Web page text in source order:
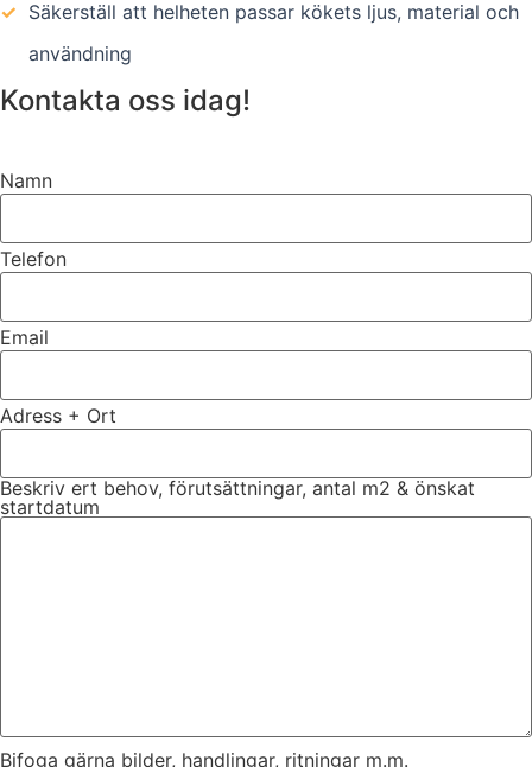
✓ Säkerställ att helheten passar kökets ljus, material och
användning
Kontakta oss idag!
Namn
Telefon
Email
Adress + Ort
Beskriv ert behov, förutsättningar, antal m2 & önskat
startdatum
Bifoga gärna bilder, handlingar, ritningar m.m.